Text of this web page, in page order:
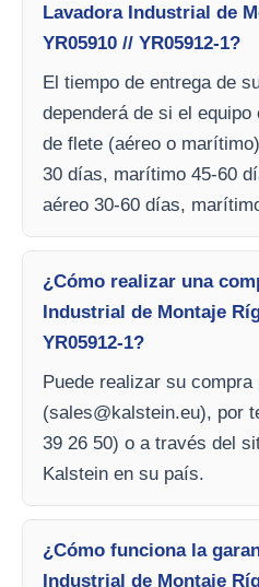
Lavadora Industrial de
YR05910 // YR05912-1?
El tiempo de entrega de
dependerá de si el
de flete (aéreo o
30 días, marítimo 45-60
aéreo 30-60 días,
¿Cómo realizar una
Industrial de Montaje
YR05912-1?
Puede realizar su
(sales@kalstein.eu), por
39 26 50) o a través del
Kalstein en su país.
¿Cómo funciona la
Industrial de Montaje